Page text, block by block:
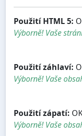
Použití HTML 5:
Výborně! Vaše
Použití záhlaví:
Výborně! Vaše
Použití zápatí:
Výborně! Vaše